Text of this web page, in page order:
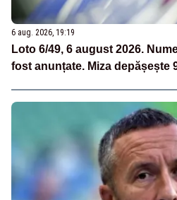
6 aug. 2026, 19:19
Loto 6/49, 6 august 2026.
fost anunțate. Miza depășește